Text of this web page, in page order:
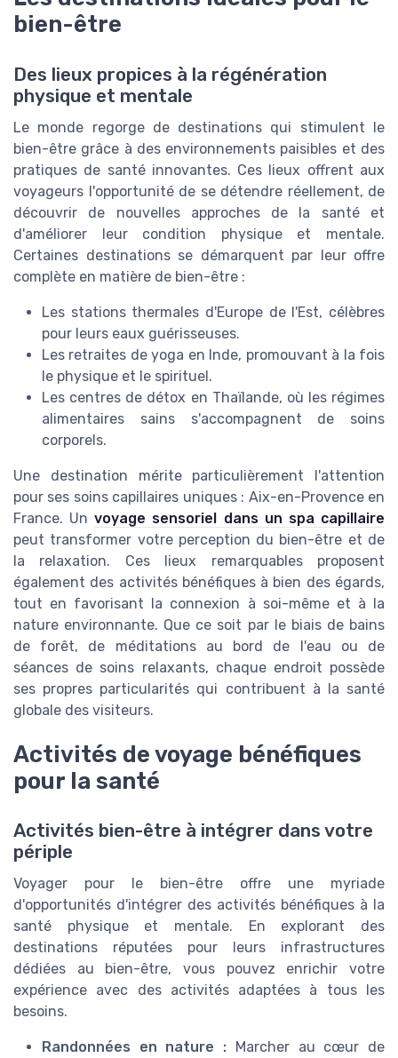
bien-être
Des lieux propices à la régénération
physique et mentale
Le monde regorge de destinations qui stimulent le
bien-être grâce à des environnements paisibles et des
pratiques de santé innovantes. Ces lieux offrent aux
voyageurs l'opportunité de se détendre réellement, de
découvrir de nouvelles approches de la santé et
d'améliorer leur condition physique et mentale.
Certaines destinations se démarquent par leur offre
complète en matière de bien-être :
Les stations thermales d'Europe de l'Est, célèbres
pour leurs eaux guérisseuses.
Les retraites de yoga en Inde, promouvant à la fois
le physique et le spirituel.
Les centres de détox en Thaïlande, où les régimes
alimentaires sains s'accompagnent de soins
corporels.
Une destination mérite particulièrement l'attention
pour ses soins capillaires uniques : Aix-en-Provence en
France. Unvoyage sensoriel dans un spa capillaire
peut transformer votre perception du bien-être et de
la relaxation. Ces lieux remarquables proposent
également des activités bénéfiques à bien des égards,
tout en favorisant la connexion à soi-même et à la
nature environnante. Que ce soit par le biais de bains
de forêt, de méditations au bord de l'eau ou de
séances de soins relaxants, chaque endroit possède
ses propres particularités qui contribuent à la santé
globale des visiteurs.
Activités de voyage bénéfiques
pour la santé
Activités bien-être à intégrer dans votre
périple
Voyager pour le bien-être offre une myriade
d'opportunités d'intégrer des activités bénéfiques à la
santé physique et mentale. En explorant des
destinations réputées pour leurs infrastructures
dédiées au bien-être, vous pouvez enrichir votre
expérience avec des activités adaptées à tous les
besoins.
Randonnées en nature : Marcher au cœur de